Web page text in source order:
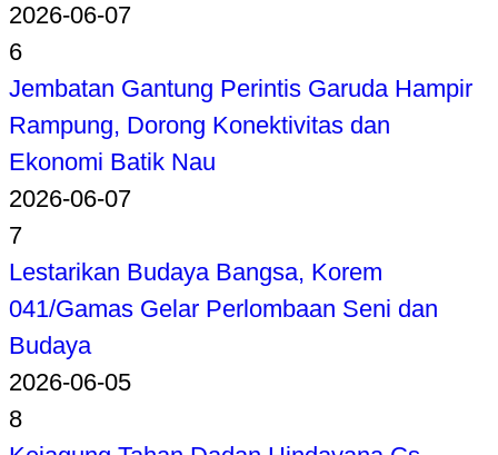
2026-06-07
6
Jembatan Gantung Perintis Garuda Hampir
Rampung, Dorong Konektivitas dan
Ekonomi Batik Nau
2026-06-07
7
Lestarikan Budaya Bangsa, Korem
041/Gamas Gelar Perlombaan Seni dan
Budaya
2026-06-05
8